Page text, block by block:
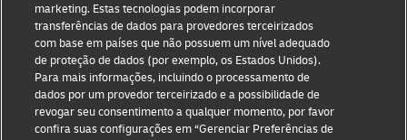
Termos de Uso
Declaração de privacidade
Informações adicionais
Configurações de cookies
marketing. Estas tecnologias podem incorporar
transferências de dados para provedores terceirizados
com base em países que não possuem um nível adequado
de proteção de dados (por exemplo, os Estados Unidos).
Para mais informações, incluindo o processamento de
dados por um provedor terceirizado e a possibilidade de
revogar seu consentimento a qualquer momento, por favor
confira suas configurações em “Gerenciar Preferências de